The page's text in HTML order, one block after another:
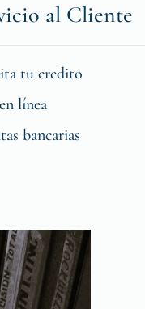
al Cliente
tu credito
línea
bancarias